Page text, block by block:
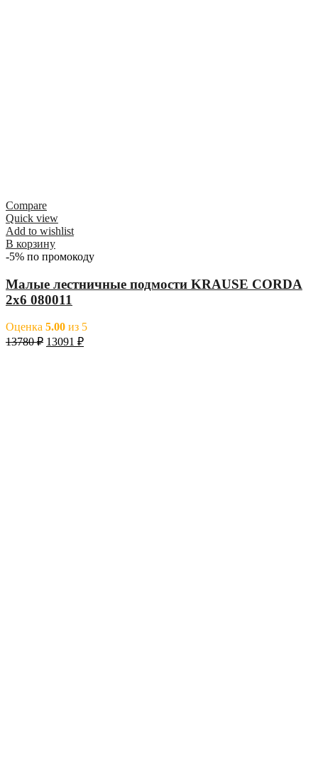
Compare
Quick view
Add to wishlist
В корзину
-5% по промокоду
Малые лестничные подмости KRAUSE CORDA
2х6 080011
Оценка 5.00 из 5
13780₽ 13091 ₽